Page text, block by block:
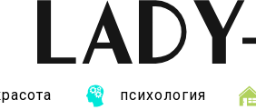
психология